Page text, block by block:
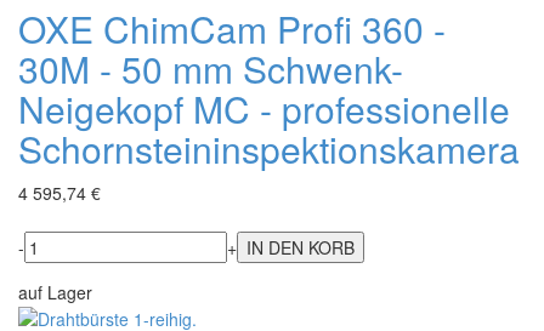
OXE ChimCam Profi 360 -
30M - 50 mm Schwenk-
Neigekopf MC - professionelle
Schornsteininspektionskamera
4 595,74 €
-
+
auf Lager